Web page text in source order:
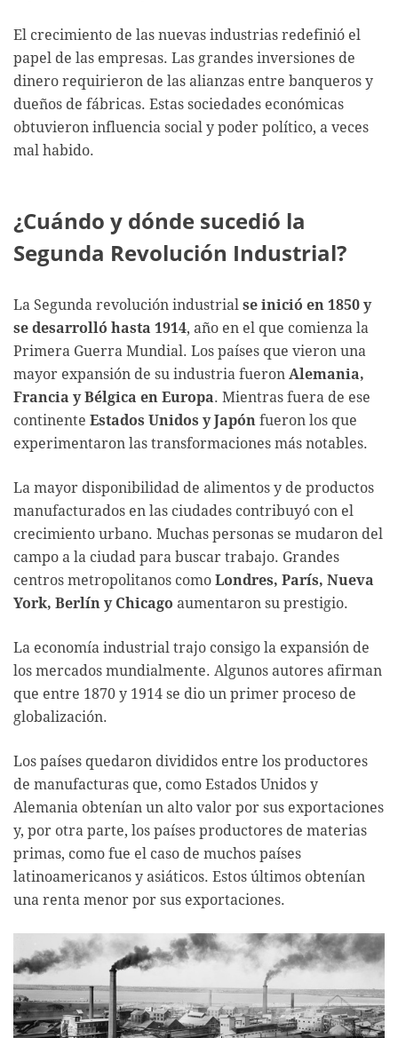
El crecimiento de las nuevas industrias redefinió el
papel de las empresas. Las grandes inversiones de
dinero requirieron de las alianzas entre banqueros y
dueños de fábricas. Estas sociedades económicas
obtuvieron influencia social y poder político, a veces
mal habido.
¿Cuándo y dónde sucedió la
Segunda Revolución Industrial?
La Segunda revolución industrial se inició en 1850 y
se desarrolló hasta 1914, año en el que comienza la
Primera Guerra Mundial. Los países que vieron una
mayor expansión de su industria fueron Alemania,
Francia y Bélgica en Europa. Mientras fuera de ese
continente Estados Unidos y Japón fueron los que
experimentaron las transformaciones más notables.
La mayor disponibilidad de alimentos y de productos
manufacturados en las ciudades contribuyó con el
crecimiento urbano. Muchas personas se mudaron del
campo a la ciudad para buscar trabajo. Grandes
centros metropolitanos como Londres, París, Nueva
York, Berlín y Chicago aumentaron su prestigio.
La economía industrial trajo consigo la expansión de
los mercados mundialmente. Algunos autores afirman
que entre 1870 y 1914 se dio un primer proceso de
globalización.
Los países quedaron divididos entre los productores
de manufacturas que, como Estados Unidos y
Alemania obtenían un alto valor por sus exportaciones
y, por otra parte, los países productores de materias
primas, como fue el caso de muchos países
latinoamericanos y asiáticos. Estos últimos obtenían
una renta menor por sus exportaciones.